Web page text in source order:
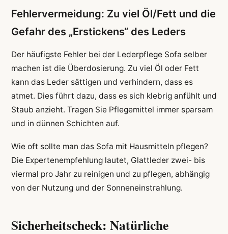
Fehlervermeidung: Zu viel Öl/Fett und die
Gefahr des „Erstickens“ des Leders
Der häufigste Fehler bei der Lederpflege Sofa selber
machen ist die Überdosierung. Zu viel Öl oder Fett
kann das Leder sättigen und verhindern, dass es
atmet. Dies führt dazu, dass es sich klebrig anfühlt und
Staub anzieht. Tragen Sie Pflegemittel immer sparsam
und in dünnen Schichten auf.
Wie oft sollte man das Sofa mit Hausmitteln pflegen?
Die Expertenempfehlung lautet, Glattleder zwei- bis
viermal pro Jahr zu reinigen und zu pflegen, abhängig
von der Nutzung und der Sonneneinstrahlung.
Sicherheitscheck: Natürliche